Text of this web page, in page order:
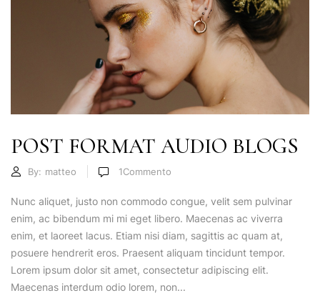
POST FORMAT AUDIO BLOGS
By: matteo 1Commento
Nunc aliquet, justo non commodo congue, velit sem pulvinar
enim, ac bibendum mi mi eget libero. Maecenas ac viverra
enim, et laoreet lacus. Etiam nisi diam, sagittis ac quam at,
posuere hendrerit eros. Praesent aliquam tincidunt tempor.
Lorem ipsum dolor sit amet, consectetur adipiscing elit.
Maecenas interdum odio lorem, non...